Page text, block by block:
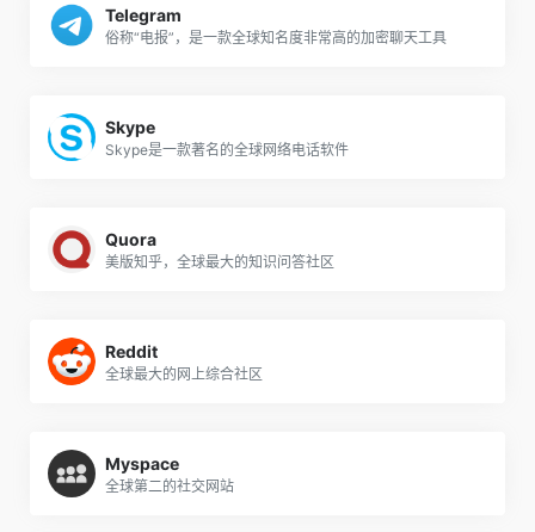
Telegram
俗称“电报”，是一款全球知名度非常高的加密聊天工具
Skype
Skype是一款著名的全球网络电话软件
Quora
美版知乎，全球最大的知识问答社区
Reddit
全球最大的网上综合社区
Myspace
全球第二的社交网站